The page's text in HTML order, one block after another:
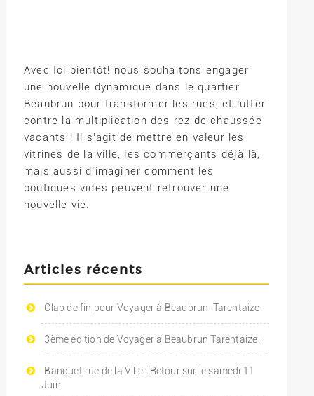
Avec Ici bientôt! nous souhaitons engager
une nouvelle dynamique dans le quartier
Beaubrun pour transformer les rues, et lutter
contre la multiplication des rez de chaussée
vacants ! Il s’agit de mettre en valeur les
vitrines de la ville, les commerçants déjà là,
mais aussi d’imaginer comment les
boutiques vides peuvent retrouver une
nouvelle vie.
Articles récents
Clap de fin pour Voyager à Beaubrun-Tarentaize
3ème édition de Voyager à Beaubrun Tarentaize !
Banquet rue de la Ville ! Retour sur le samedi 11
Juin